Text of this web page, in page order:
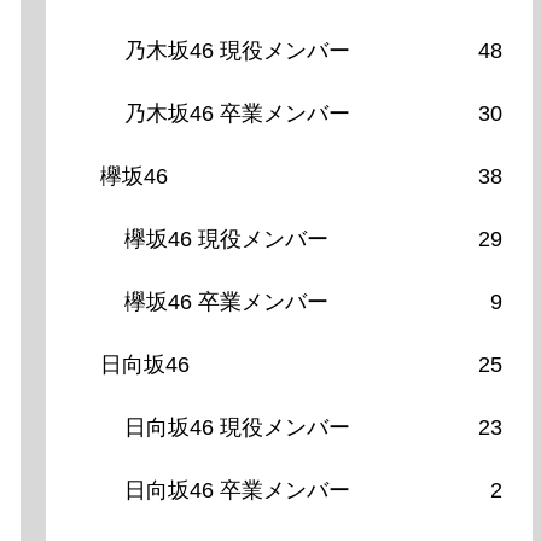
乃木坂46 現役メンバー 48
乃木坂46 卒業メンバー 30
欅坂46 38
欅坂46 現役メンバー 29
欅坂46 卒業メンバー 9
日向坂46 25
日向坂46 現役メンバー 23
日向坂46 卒業メンバー 2